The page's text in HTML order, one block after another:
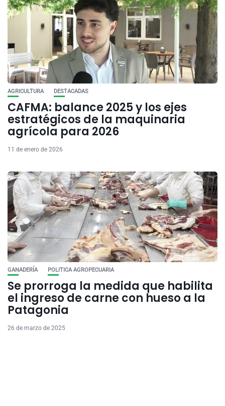
AGRICULTURA DESTACADAS
CAFMA: balance 2025 y los ejes
estratégicos de la maquinaria
agrícola para 2026
11 de enero de 2026
GANADERÍA POLITICA AGROPECUARIA
Se prorroga la medida que habilita
el ingreso de carne con hueso a la
Patagonia
26 de marzo de 2025